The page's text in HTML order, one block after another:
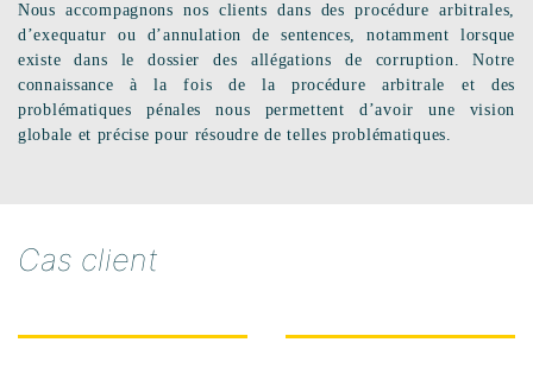
Nous accompagnons nos clients dans des procédure arbitrales,
d’exequatur ou d’annulation de sentences, notamment lorsque
existe dans le dossier des allégations de corruption. Notre
connaissance à la fois de la procédure arbitrale et des
problématiques pénales nous permettent d’avoir une vision
globale et précise pour résoudre de telles problématiques.
Cas client